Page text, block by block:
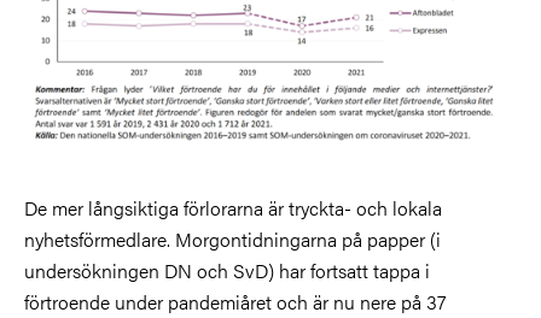
De mer långsiktiga förlorarna är tryckta- och lokala
nyhetsförmedlare. Morgontidningarna på papper (i
undersökningen DN och SvD) har fortsatt tappa i
förtroende under pandemiåret och är nu nere på 37